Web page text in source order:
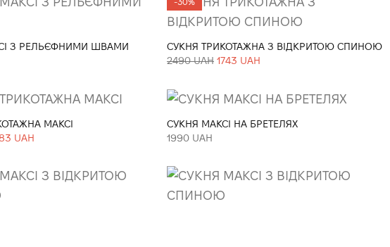
З РЕЛЬЄФНИМИ ШВАМИ
СУКНЯ ТРИКОТАЖНА З ВІДКРИТОЮ СПИНОЮ
2490 UAH 1743 UAH
МАКСІ
UAH
СУКНЯ МАКСІ НА БРЕТЕЛЯХ
1990 UAH